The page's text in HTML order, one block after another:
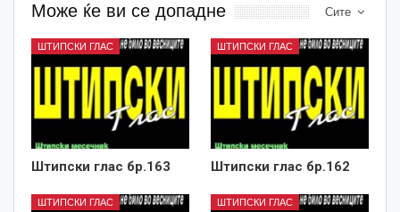
Сите
Може ќе ви се допадне
ШТИПСКИ ГЛАС
Штипски глас бр.163
ШТИПСКИ ГЛАС
Штипски глас бр.162
ШТИПСКИ ГЛАС ШТИПСКИ ГЛАС